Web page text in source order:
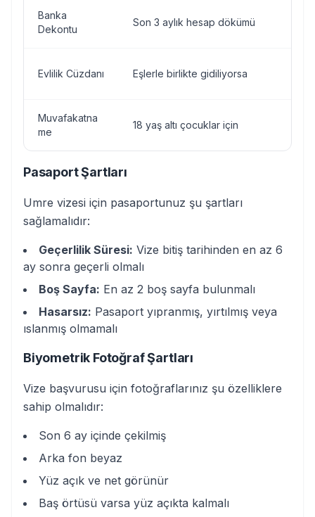
Banka
Dekontu
Son 3 aylık hesap dökümü
Evlilik Cüzdanı Eşlerle birlikte gidiliyorsa
Muvafakatna
me
18 yaş altı çocuklar için
Pasaport Şartları
Umre vizesi için pasaportunuz şu şartları
sağlamalıdır:
Geçerlilik Süresi: Vize bitiş tarihinden en az 6
ay sonra geçerli olmalı
Boş Sayfa: En az 2 boş sayfa bulunmalı
Hasarsız: Pasaport yıpranmış, yırtılmış veya
ıslanmış olmamalı
Biyometrik Fotoğraf Şartları
Vize başvurusu için fotoğraflarınız şu özelliklere
sahip olmalıdır:
Son 6 ay içinde çekilmiş
Arka fon beyaz
Yüz açık ve net görünür
Baş örtüsü varsa yüz açıkta kalmalı